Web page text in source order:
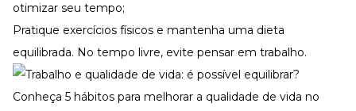
otimizar seu tempo;
Pratique exercícios físicos e mantenha uma dieta
equilibrada. No tempo livre, evite pensar em trabalho.
Conheça 5 hábitos para melhorar a qualidade de vida no